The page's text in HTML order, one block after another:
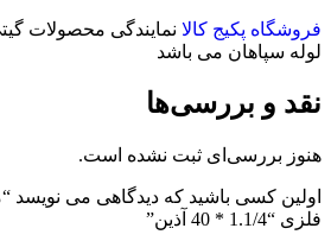
فروشگاه پکیج کالا نمایندگی محصولات
لوله سپاهان می باشد
نقد و بررسی‌ها
هنوز بررسی‌ای ثبت نشده است.
اولین کسی باشید که دیدگاهی می نویسد
فلزی “1.1/4 * 40 آذین”